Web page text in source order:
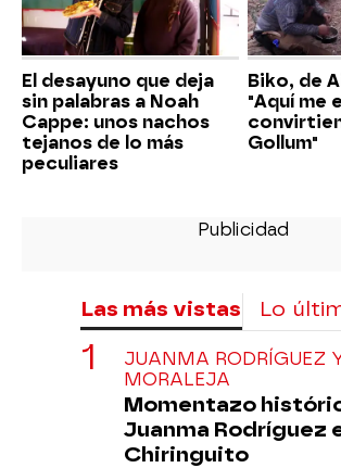
El desayuno que deja
sin palabras a Noah
Cappe: unos nachos
tejanos de lo más
peculiares
Biko, de
"Aquí me
Gollum"
Las más vistas Lo
JUANMA RODRÍGUEZ
MORALEJA
Momentazo
Juanma Rodríguez
Chiringuito